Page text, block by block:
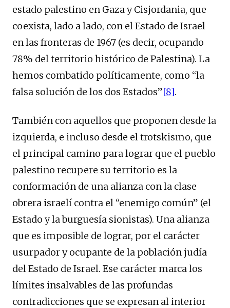
estado palestino en Gaza y Cisjordania, que
coexista, lado a lado, con el Estado de Israel
en las fronteras de 1967 (es decir, ocupando
78% del territorio histórico de Palestina). La
hemos combatido políticamente, como “la
falsa solución de los dos Estados”[8].
También con aquellos que proponen desde la
izquierda, e incluso desde el trotskismo, que
el principal camino para lograr que el pueblo
palestino recupere su territorio es la
conformación de una alianza con la clase
obrera israelí contra el “enemigo común” (el
Estado y la burguesía sionistas). Una alianza
que es imposible de lograr, por el carácter
usurpador y ocupante de la población judía
del Estado de Israel. Ese carácter marca los
límites insalvables de las profundas
contradicciones que se expresan al interior